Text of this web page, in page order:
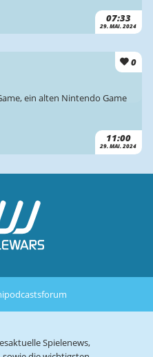
07:33
29. MAI. 2024
0
11:00
29. MAI. 2024
ein alten Nintendo Game
podcastsforum
Spielenews,